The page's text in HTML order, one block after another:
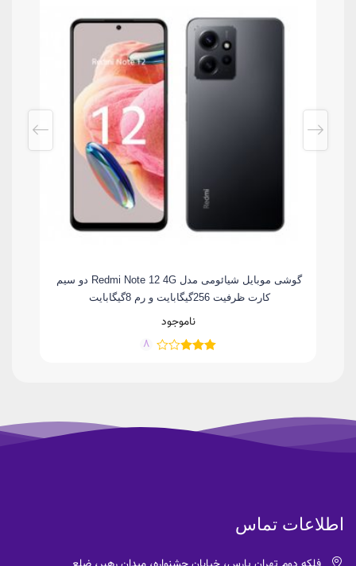
گوشی موبایل شیائومی مدل Redmi Note 12 4G دو سیم
کارت ظرفیت 256گیگابایت و رم 8گیگابایت
ناموجود
8
اطلاعات تماس